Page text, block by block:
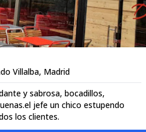
Villalba, Madrid
y sabrosa, bocadillos,
jefe un chico estupendo
los clientes.